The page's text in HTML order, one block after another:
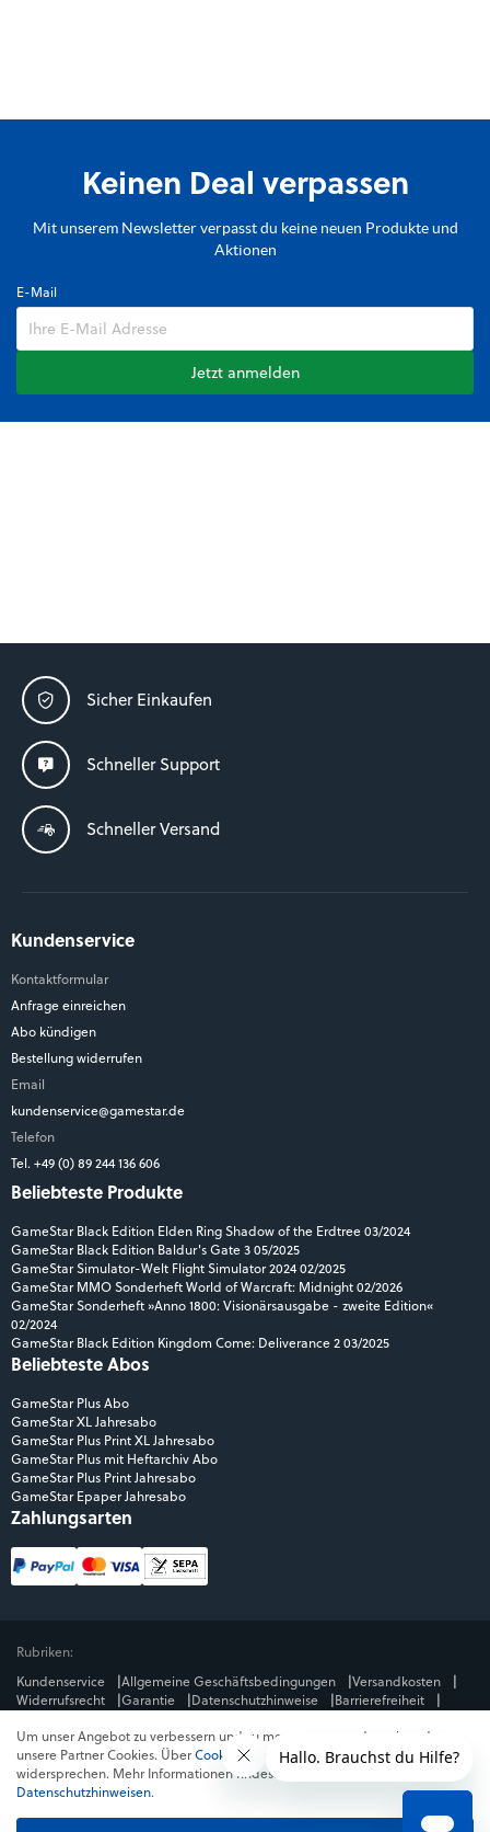
Keinen Deal verpassen
Mit unserem Newsletter verpasst du keine neuen Produkte und
Aktionen
E-Mail
Jetzt anmelden
Sicher Einkaufen
Schneller Support
Schneller Versand
Kundenservice
Kontaktformular
Anfrage einreichen
Abo kündigen
Bestellung widerrufen
Email
kundenservice@gamestar.de
Telefon
Tel. +49 (0) 89 244 136 606
Beliebteste Produkte
GameStar Black Edition Elden Ring Shadow of the Erdtree 03/2024
GameStar Black Edition Baldur's Gate 3 05/2025
GameStar Simulator-Welt Flight Simulator 2024 02/2025
GameStar MMO Sonderheft World of Warcraft: Midnight 02/2026
GameStar Sonderheft »Anno 1800: Visionärsausgabe - zweite Edition«
02/2024
GameStar Black Edition Kingdom Come: Deliverance 2 03/2025
Beliebteste Abos
GameStar Plus Abo
GameStar XL Jahresabo
GameStar Plus Print XL Jahresabo
GameStar Plus mit Heftarchiv Abo
GameStar Plus Print Jahresabo
GameStar Epaper Jahresabo
Zahlungsarten
Rubriken:
Kundenservice
Allgemeine Geschäftsbedingungen
Versandkosten
Widerrufsrecht
Garantie Datenschutzhinweise
Barrierefreiheit
Mediengruppe:
GameStar
GamePro MeinMMO Get Hero
Jeuxvideo.com
© Webedia - alle Rechte vorbehalten
* Alle Preise enthalten die jeweilige Mehrwertsteuer. Gegebenenfalls fallen
Um unser Angebot zu verbessern und zu messen, verwenden wir und
unsere Partner Cookies. ÜberCookies ablehnenkannst du dem
widersprechen. Mehr Informationen findest du in unseren
Datenschutzhinweisen.